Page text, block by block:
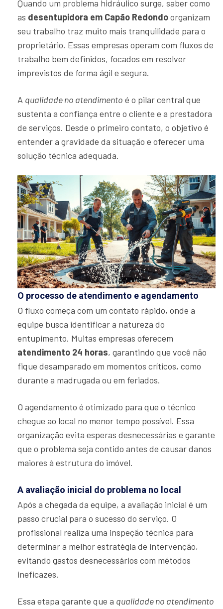
Quando um problema hidráulico surge, saber como
as desentupidora em Capão Redondoorganizam
seu trabalho traz muito mais tranquilidade para o
proprietário. Essas empresas operam com fluxos de
trabalho bem definidos, focados em resolver
imprevistos de forma ágil e segura.
A qualidade no atendimento é o pilar central que
sustenta a confiança entre o cliente e a prestadora
de serviços. Desde o primeiro contato, o objetivo é
entender a gravidade da situação e oferecer uma
solução técnica adequada.
O processo de atendimento e agendamento
O fluxo começa com um contato rápido, onde a
equipe busca identificar a natureza do
entupimento. Muitas empresas oferecem
atendimento 24 horas, garantindo que você não
fique desamparado em momentos críticos, como
durante a madrugada ou em feriados.
O agendamento é otimizado para que o técnico
chegue ao local no menor tempo possível. Essa
organização evita esperas desnecessárias e garante
que o problema seja contido antes de causar danos
maiores à estrutura do imóvel.
A avaliação inicial do problema no local
Após a chegada da equipe, a avaliação inicial é um
passo crucial para o sucesso do serviço. O
profissional realiza uma inspeção técnica para
determinar a melhor estratégia de intervenção,
evitando gastos desnecessários com métodos
ineficazes.
Essa etapa garante que a qualidade no atendimento